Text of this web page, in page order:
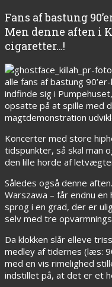
Fans af bastung
Men denne aften i
cigaretter…!
alle fans af bastung
indfinde sig i
opsatte på at spille med
magtdemonstration
Koncerter med store
tidspunkter, så skal man
den lille horde af
Således også denne
Warszawa – får endnu
sprog i en grad, der er
selv med tre
Da klokken slår elleve
medley af tidernes (læs:
med en vis rimelighed
indstillet på, at det er et